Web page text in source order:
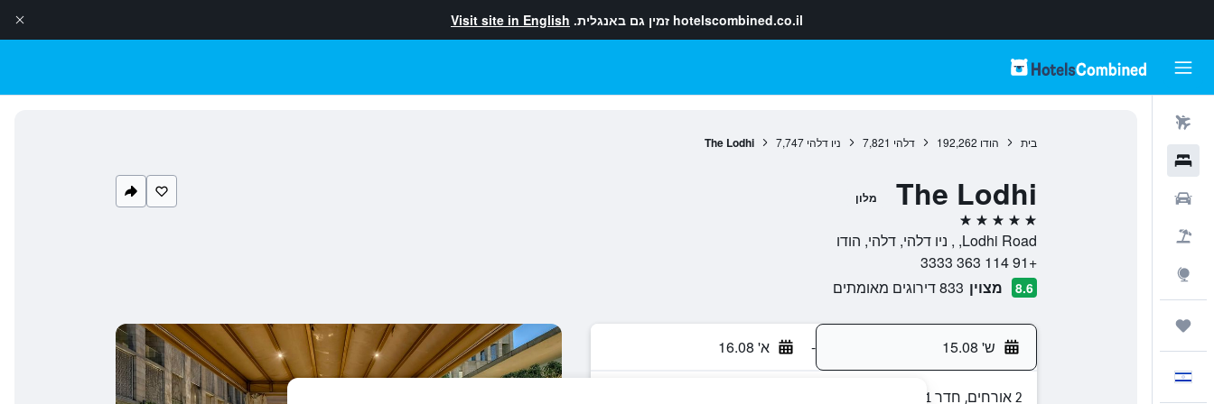
hotelscombined.co.il זמין גם באנגלית. Visit site in English
בית הודו 192,262 דלהי 7,821 ניו דלהי 7,747
The Lodhi
The Lodhi מלון
5 כוכבים
Lodhi Road, , ניו דלהי, דלהי, הודו
+91 114 363 3333
8.6 מצוין 833 דירוגים מאומתים
ש' 15.08 - א' 16.08
2 אורחים, חדר 1